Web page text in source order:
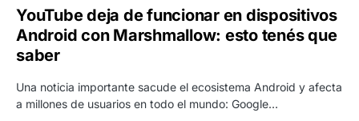
YouTube deja de funcionar en dispositivos
Android con Marshmallow: esto tenés que
saber
Una noticia importante sacude el ecosistema Android y afecta
a millones de usuarios en todo el mundo: Google…